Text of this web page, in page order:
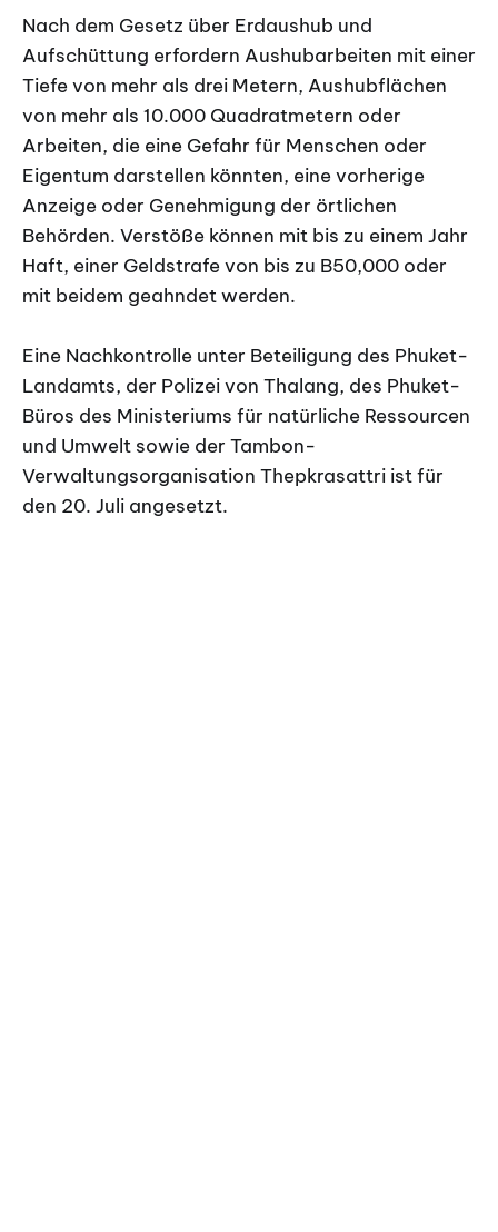
Nach dem Gesetz über Erdaushub und
Aufschüttung erfordern Aushubarbeiten mit einer
Tiefe von mehr als drei Metern, Aushubflächen
von mehr als 10.000 Quadratmetern oder
Arbeiten, die eine Gefahr für Menschen oder
Eigentum darstellen könnten, eine vorherige
Anzeige oder Genehmigung der örtlichen
Behörden. Verstöße können mit bis zu einem Jahr
Haft, einer Geldstrafe von bis zu B50,000 oder
mit beidem geahndet werden.
Eine Nachkontrolle unter Beteiligung des Phuket-
Landamts, der Polizei von Thalang, des Phuket-
Büros des Ministeriums für natürliche Ressourcen
und Umwelt sowie der Tambon-
Verwaltungsorganisation Thepkrasattri ist für
den 20. Juli angesetzt.